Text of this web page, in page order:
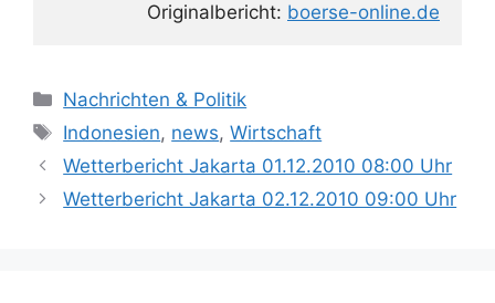
Originalbericht: boerse-online.de
K
a
e
g
Nachrichten & Politik
S
c
l
Indonesien, news,Wirtschaft
Wetterbericht Jakarta 01.12.2010 08:00 Uhr
Wetterbericht Jakarta 02.12.2010 09:00 Uhr